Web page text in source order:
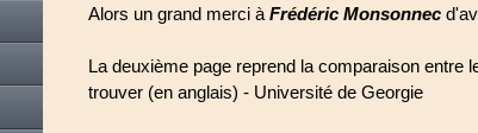
Alors un grand merci à Frédéric Monsonnec
La deuxième page reprend la comparaison entre
trouver (en anglais) - Université de Georgie